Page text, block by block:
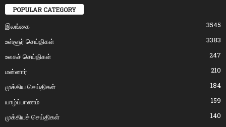
POPULAR CATEGORY
இலங்கை
3545
உள்ளூர் செய்திகள்
3383
உலகச் செய்திகள்
247
மன்னார்
210
முக்கிய செய்திகள்
184
யாழ்ப்பாணம்
159
முக்கியச் செய்திகள்
140